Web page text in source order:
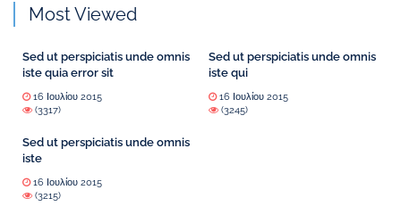
Most Viewed
Sed ut perspiciatis unde omnis
iste quia error sit
16 Ιουλίου 2015
(3317)
Sed ut perspiciatis unde omnis
iste qui
16 Ιουλίου 2015
(3245)
Sed ut perspiciatis unde omnis
iste
16 Ιουλίου 2015
(3215)